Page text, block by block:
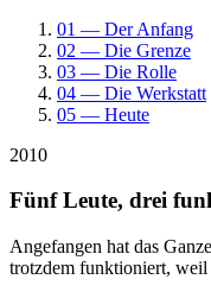
01 — Der Anfang
02 — Die Grenze
03 — Die Rolle
04 — Die Werkstatt
05 — Heute
2010
Fünf Leute, drei
Angefangen hat das
trotzdem funktioniert, weil